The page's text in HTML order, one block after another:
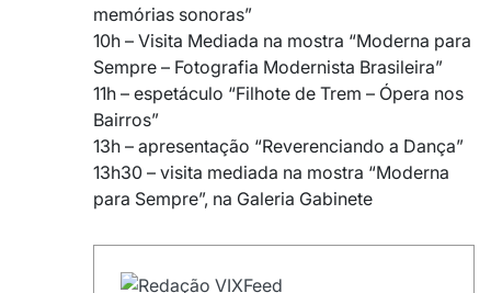
memórias sonoras”
10h – Visita Mediada na mostra “Moderna para
Sempre – Fotografia Modernista Brasileira”
11h – espetáculo “Filhote de Trem – Ópera nos
Bairros”
13h – apresentação “Reverenciando a Dança”
13h30 – visita mediada na mostra “Moderna
para Sempre”, na Galeria Gabinete